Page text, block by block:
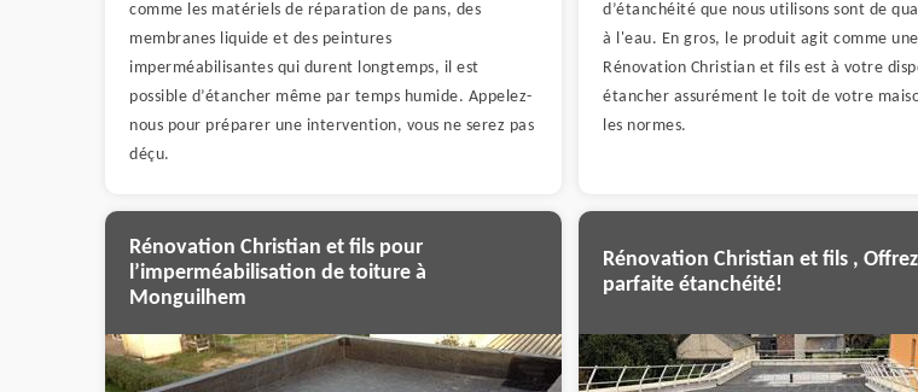
comme les matériels de réparation de pans, des
membranes liquide et des peintures
imperméabilisantes qui durent longtemps, il est
possible d’étancher même par temps humide. Appelez-
nous pour préparer une intervention, vous ne serez pas
déçu.
d’étanchéité que nous utilisons sont de
à l'eau. En gros, le produit agit comme
Rénovation Christian et fils est à votre
étancher assurément le toit de votre
les normes.
Rénovation Christian et fils pour
l’imperméabilisation de toiture à
Monguilhem
Rénovation Christian et fils ,
parfaite étanchéité!